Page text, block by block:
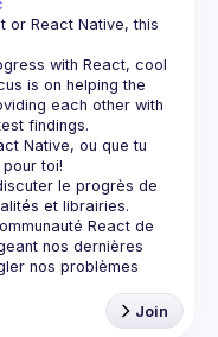
or React Native, this
with React, cool
is on helping the
each other with
Native, ou que tu
le progrès de
et librairies.
React de
nos dernières
nos problèmes
Join